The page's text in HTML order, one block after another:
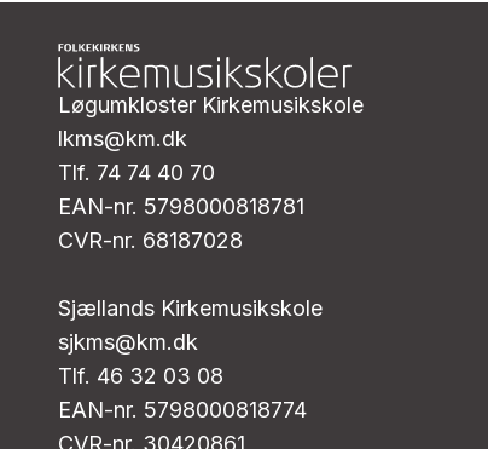
Løgumkloster Kirkemusikskole
lkms@km.dk
Tlf. 74 74 40 70
EAN-nr. 5798000818781
CVR-nr. 68187028
Sjællands Kirkemusikskole
sjkms@km.dk
Tlf. 46 32 03 08
EAN-nr. 5798000818774
CVR-nr. 30420861